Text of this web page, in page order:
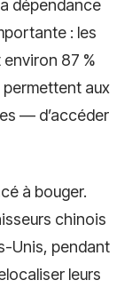
dépendance
: les
87 %
permettent aux
— d’accéder
à bouger.
chinois
Unis, pendant
leurs